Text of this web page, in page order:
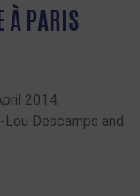
À PARIS
2014,
Descamps and